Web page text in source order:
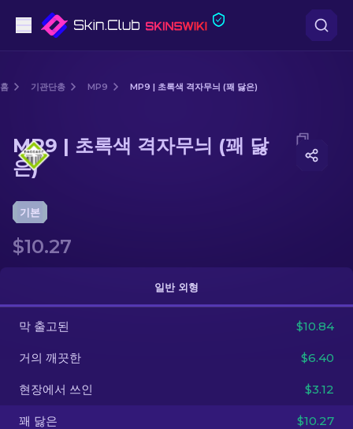
돌격소총
케이스
KO
홈 기관단총 MP9 MP9 | 초록색 격자무늬 (꽤 닳은)
Media of MP9 | 초록색 격자무늬 (꽤 닳은)
MP9 | 초록색 격자무늬 (꽤 닳
은)
기본
$10.27
일반 외형
막 출고된 $10.84
거의 깨끗한 $6.40
현장에서 쓰인 $3.12
꽤 닳은 $10.27